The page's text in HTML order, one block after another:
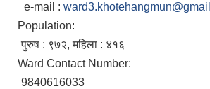
e-mail :
Population:
पुरुष : ९७२, महिला : ४१६
Ward Contact Number:
9840616033